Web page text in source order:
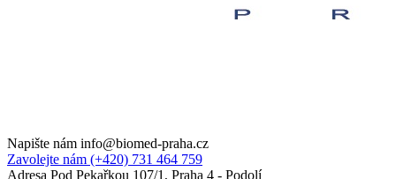
Napište nám info@biomed-praha.cz
Zavolejte nám (+420) 731 464 759
Adresa Pod Pekařkou 107/1, Praha 4 - Podolí